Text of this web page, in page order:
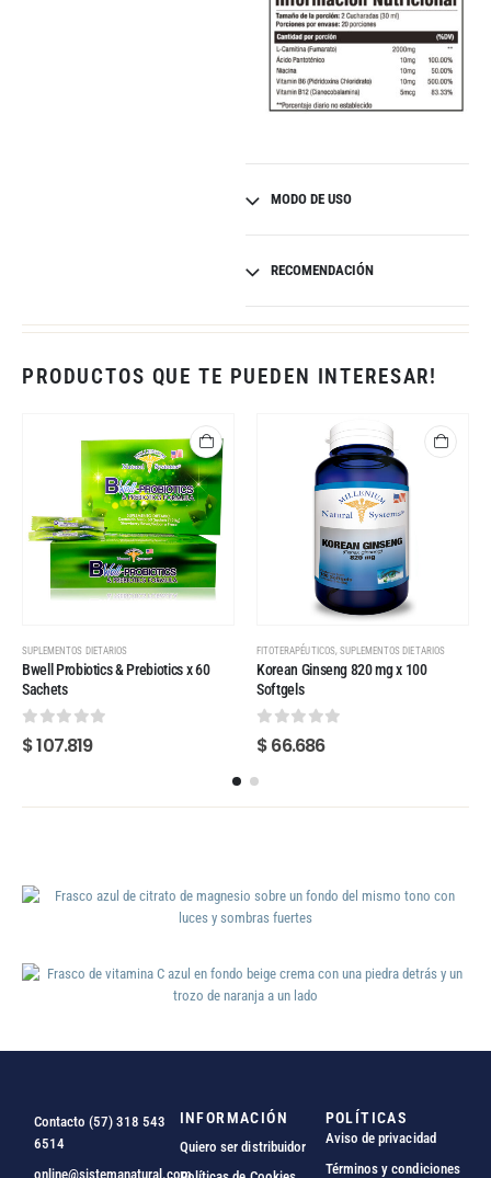
MODO DE USO
RECOMENDACIÓN
PRODUCTOS QUE TE PUEDEN INTERESAR!
SUPLEMENTOS DIETARIOS
Bwell Probiotics & Prebiotics x 60
Sachets
0 out of 5
$107.819
FITOTERAPÉUTICOS,SUPLEMENTOS DIETARIOS
Korean Ginseng 820 mg x 100
Softgels
0 out of 5
$66.686
Contacto (57) 318 543
6514
online@sistemanatural.com
INFORMACIÓN
Quiero ser distribuidor
POLÍTICAS
Aviso de privacidad
Términos y condiciones